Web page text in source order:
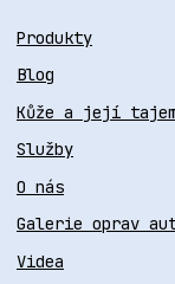
Produkty
Blog
Kůže a její
Služby
O nás
Galerie oprav
Videa